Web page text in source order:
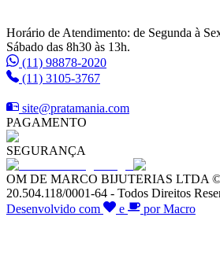
Horário de Atendimento: de Segunda à
Sábado das 8h30 às 13h.
(11) 98878-2020
(11) 3105-3767
site@pratamania.com
PAGAMENTO
SEGURANÇA
OM DE MARCO BIJUTERIAS LTDA
20.504.118/0001-64 - Todos Direitos
Desenvolvido com
e por Macro